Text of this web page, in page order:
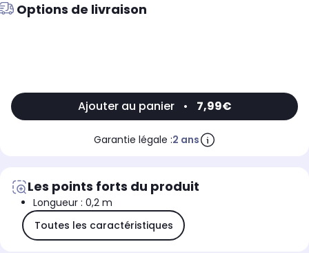
Options de livraison
Ajouter au panier • 7,99€
Garantie légale :2 ans
Les points forts du produit
Longueur : 0,2 m
Toutes les caractéristiques